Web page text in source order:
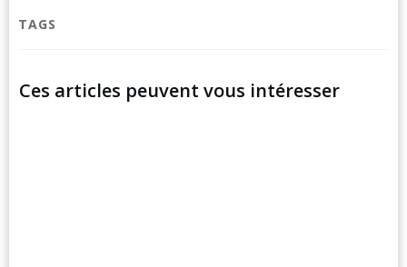
TAGS
Ces articles peuvent vous intéresser